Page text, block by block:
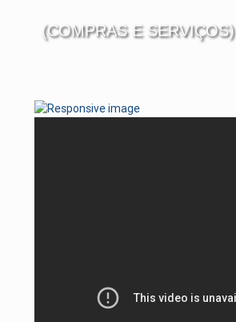
(COMPRAS E SERVIÇOS)